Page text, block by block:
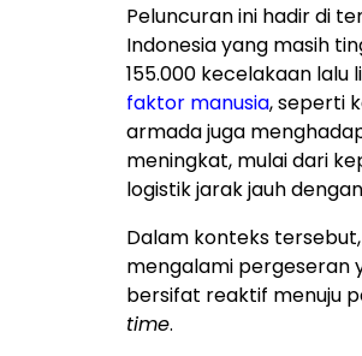
Peluncuran ini hadir di
Indonesia yang masih
155.000 kecelakaan lalu
faktor manusia, seperti
armada juga
meningkat, mulai dari
logistik jarak jauh
Dalam konteks
mengalami pergeseran
bersifat reaktif menuju
time.